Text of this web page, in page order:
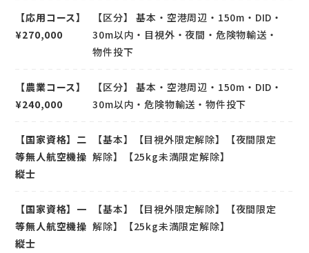
【応用コース】
¥270,000
【区分】 基本・空港周辺・150m・DID・
30m以内・目視外・夜間・危険物輸送・
物件投下
【農業コース】
¥240,000
【区分】 基本・空港周辺・150m・DID・
30m以内・危険物輸送・物件投下
【国家資格】二
等無人航空機操
縦士
【基本】【目視外限定解除】【夜間限定
解除】【25kg未満限定解除】
【国家資格】一
等無人航空機操
縦士
【基本】【目視外限定解除】【夜間限定
解除】【25kg未満限定解除】